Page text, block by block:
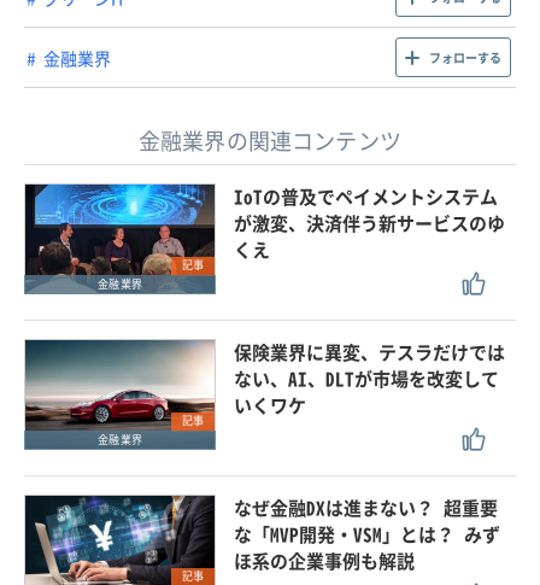
金融業界 フォローする
金融業界の関連コンテンツ
記事
金融業界
IoTの普及でペイメントシステム
が激変、決済伴う新サービスのゆ
くえ
記事
金融業界
保険業界に異変、テスラだけでは
ない、AI、DLTが市場を改変して
いくワケ
記事
なぜ金融DXは進まない？ 超重要
な「MVP開発・VSM」とは？ みず
ほ系の企業事例も解説